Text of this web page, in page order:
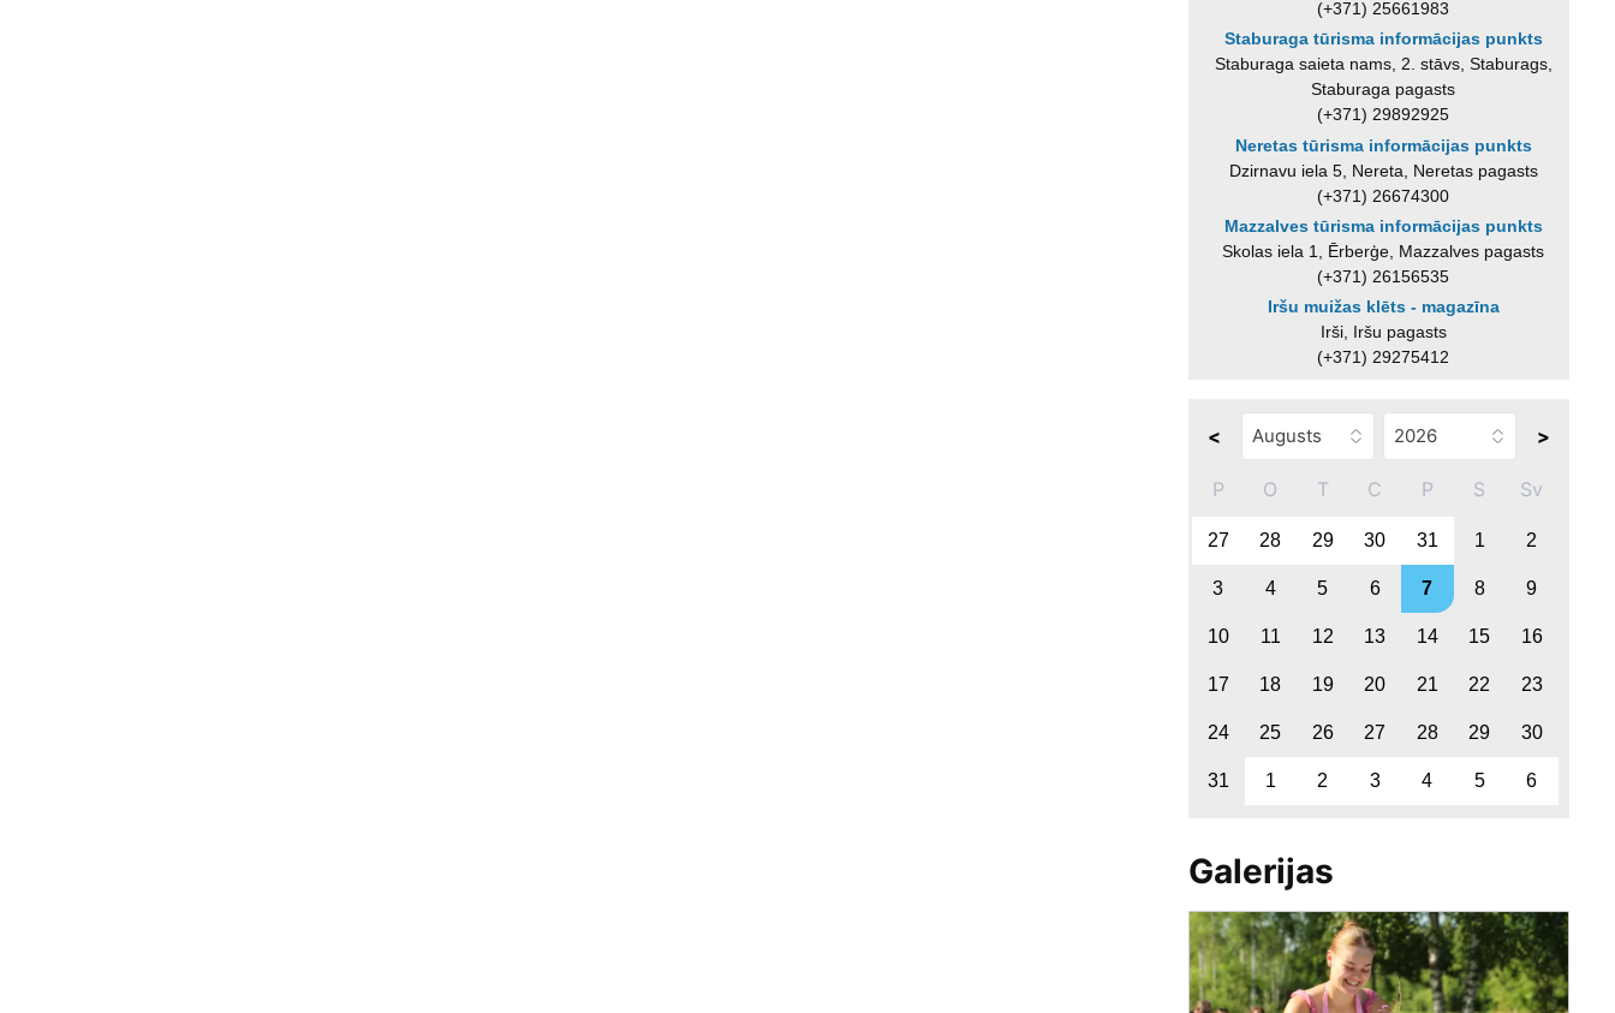
(+371) 25661983
Staburaga tūrisma informācijas punkts
Staburaga saieta nams, 2. stāvs, Staburags,
Staburaga pagasts
(+371) 29892925
Neretas tūrisma informācijas punkts
Dzirnavu iela 5, Nereta, Neretas pagasts
(+371) 26674300
Mazzalves tūrisma informācijas punkts
Skolas iela 1, Ērberģe, Mazzalves pagasts
(+371) 26156535
Iršu muižas klēts - magazīna
Irši, Iršu pagasts
(+371) 29275412
< >
P O T C P S Sv
27 28 29 30 31 1 2
3 4 5 6 7 8 9
10 11 12 13 14 15 16
17 18 19 20 21 22 23
24 25 26 27 28 29 30
31 1 2 3 4 5 6
Galerijas